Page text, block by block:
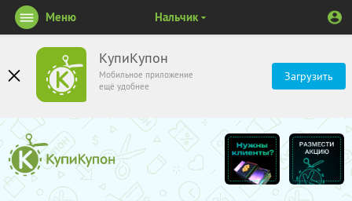
КупиКупон
Мобильное приложение
ещё удобнее
Загрузить
Меню Нальчик